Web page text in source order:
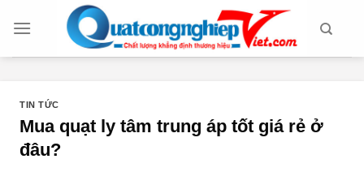
đến
TIN TỨC
Mua quạt ly tâm trung áp tốt giá rẻ ở
đâu?